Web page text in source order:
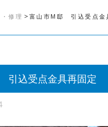
修理 >富山市M邸 引込受点金
込受点金具再固定